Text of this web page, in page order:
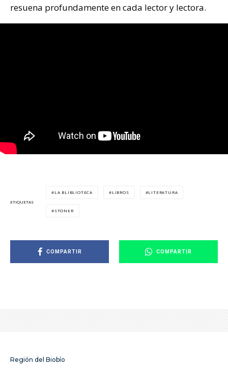
resuena profundamente en cada lector y lectora.
ETIQUETAS
LA BLIBLIOTECA LIBROS LITERATURA
STONER
COMPARTIR COMPARTIR
Región del Biobío